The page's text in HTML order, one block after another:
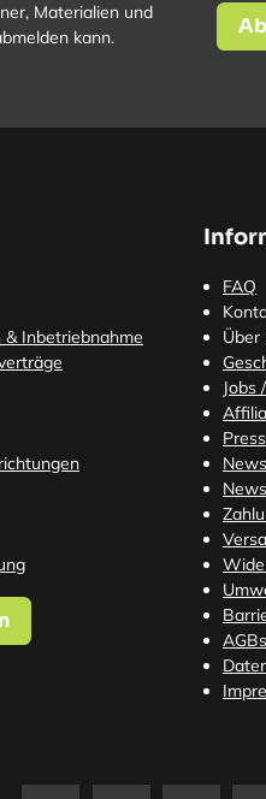
Materialien und
kann.
Inbetriebnahme
FAQ
Über
Jobs
AGBs